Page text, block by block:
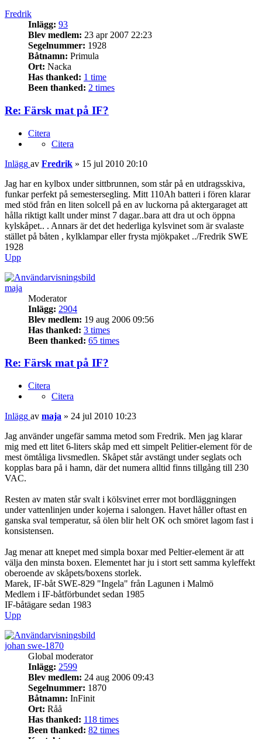
Fredrik
Inlägg: 93
Blev medlem: 23 apr 2007 22:23
Segelnummer: 1928
Båtnamn: Primula
Ort: Nacka
Has thanked: 1 time
Been thanked: 2 times
Re: Färsk mat på IF?
Citera
Citera
Inlägg av Fredrik » 15 jul 2010 20:10
Jag har en kylbox under sittbrunnen, som står på en utdragsskiva,
funkar perfekt på semestersegling. Mitt 110Ah batteri i fören klarar
med stöd från en liten solcell på en av luckorna på aktergaraget att
hålla riktigt kallt under minst 7 dagar..bara att dra ut och öppna
kylskåpet.. . Annars är det det hederliga kylsvinet som är svalaste
stället på båten , kylklampar eller frysta mjökpaket ../Fredrik SWE
1928
Upp
maja
Moderator
Inlägg: 2904
Blev medlem: 19 aug 2006 09:56
Has thanked: 3 times
Been thanked: 65 times
Re: Färsk mat på IF?
Citera
Citera
Inlägg av maja » 24 jul 2010 10:23
Jag använder ungefär samma metod som Fredrik. Men jag klarar
mig med ett litet 6-liters skåp med ett simpelt Pelitier-element för de
mest ömtåliga livsmedlen. Skåpet står avstängt under seglats och
kopplas bara på i hamn, där det numera alltid finns tillgång till 230
VAC.
Resten av maten står svalt i kölsvinet errer mot bordläggningen
under vattenlinjen under kojerna i salongen. Havet håller oftast en
ganska sval temperatur, så ölen blir helt OK och smöret lagom fast i
konsistensen.
Jag menar att knepet med simpla boxar med Peltier-element är att
välja den minsta boxen. Elementet har ju i stort sett samma kyleffekt
oberoende av skåpets/boxens storlek.
Marek, IF-båt SWE-829 "Ingela" från Lagunen i Malmö
Medlem i IF-båtförbundet sedan 1985
IF-båtägare sedan 1983
Upp
johan swe-1870
Global moderator
Inlägg: 2599
Blev medlem: 24 aug 2006 09:43
Segelnummer: 1870
Båtnamn: InFinit
Ort: Råå
Has thanked: 118 times
Been thanked: 82 times